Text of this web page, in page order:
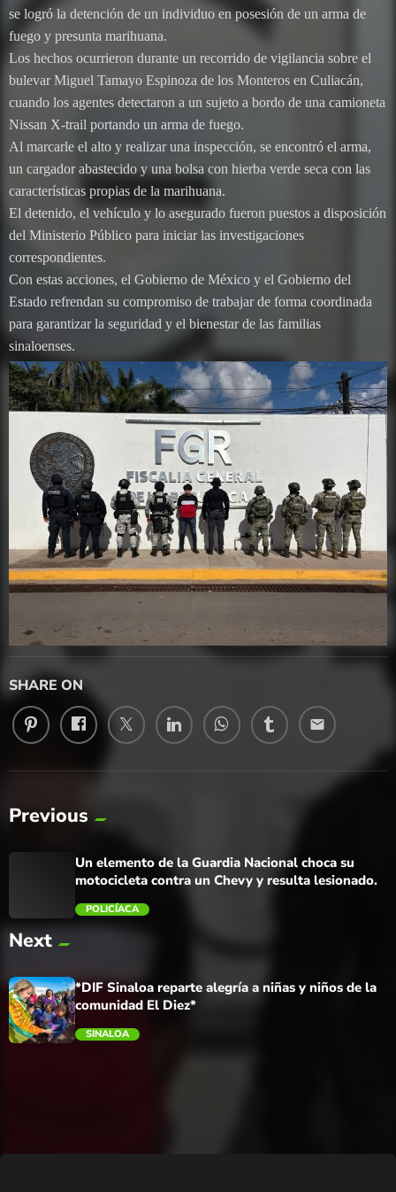
se logró la detención de un individuo en posesión de un arma de
fuego y presunta marihuana.
Los hechos ocurrieron durante un recorrido de vigilancia sobre el
bulevar Miguel Tamayo Espinoza de los Monteros en Culiacán,
cuando los agentes detectaron a un sujeto a bordo de una camioneta
Nissan X-trail portando un arma de fuego.
Al marcarle el alto y realizar una inspección, se encontró el arma,
un cargador abastecido y una bolsa con hierba verde seca con las
características propias de la marihuana.
El detenido, el vehículo y lo asegurado fueron puestos a disposición
del Ministerio Público para iniciar las investigaciones
correspondientes.
Con estas acciones, el Gobierno de México y el Gobierno del
Estado refrendan su compromiso de trabajar de forma coordinada
para garantizar la seguridad y el bienestar de las familias
sinaloenses.
SHARE ON
email
Previous
Un elemento de la Guardia Nacional choca su
motocicleta contra un Chevy y resulta lesionado.
POLICÍACA
Next
*DIF Sinaloa reparte alegría a niñas y niños de la
comunidad El Diez*
SINALOA